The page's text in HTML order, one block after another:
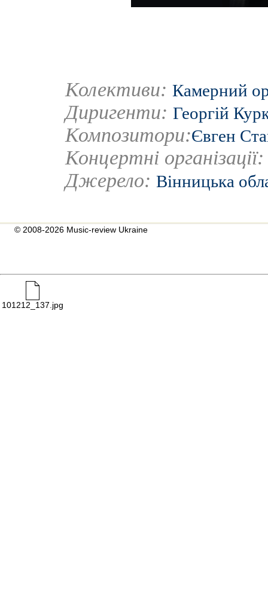
Колективи: Камерний
Диригенти: Георгій
Композитори:Євген
Концертні
Джерело: Вінницька
© 2008-2026 Music-review Ukraine
101212_137.jpg